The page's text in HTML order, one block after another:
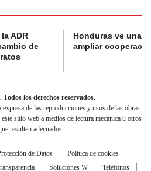
ADR
de
Honduras ve una
ampliar
los derechos reservados.
de las reproducciones y usos de las obras
sitio web a medios de lectura mecánica u otros
resulten adecuados.
de Datos
Política de cookies
Soluciones W
Teléfonos